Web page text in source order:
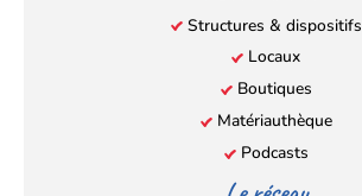
Structures & dispositifs
Locaux
Boutiques
Matériauthèque
Podcasts